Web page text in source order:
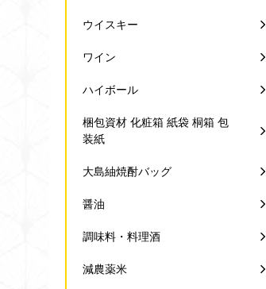
ウイスキー
ワイン
ハイボール
梱包資材 化粧箱 紙袋 桐箱 包
装紙
大島紬焼酎バッグ
醤油
調味料・料理酒
減農薬米